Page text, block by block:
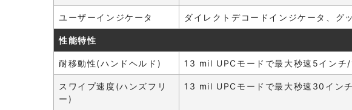
ユーザーインジケータ ダイレクトデコードインジケータ、
性能特性
耐移動性(ハンドヘルド) 13 mil UPCモードで最大秒速5インチ
スワイプ速度(ハンズフリ
ー)
13 mil UPCモードで最大秒速30イン